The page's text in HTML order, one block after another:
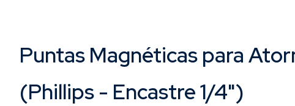
Puntas Magnéticas para
(Phillips - Encastre 1/4")